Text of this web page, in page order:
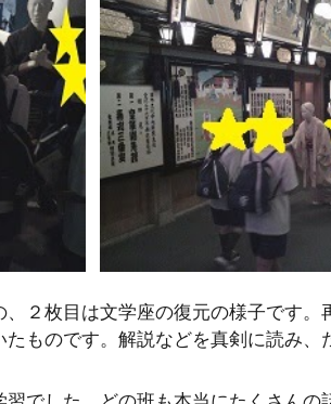
２枚目は文学座の復元の様子です
ものです。解説などを真剣に読み、